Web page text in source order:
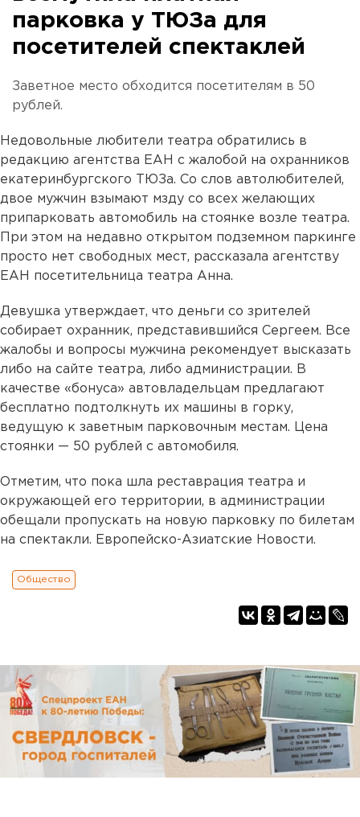
парковка у ТЮЗа для
посетителей спектаклей
Заветное место обходится посетителям в 50
рублей.
Недовольные любители театра обратились в
редакцию агентства ЕАН с жалобой на охранников
екатеринбургского ТЮЗа. Со слов автолюбителей,
двое мужчин взымают мзду со всех желающих
припарковать автомобиль на стоянке возле театра.
При этом на недавно открытом подземном паркинге
просто нет свободных мест, рассказала агентству
ЕАН посетительница театра Анна.
Девушка утверждает, что деньги со зрителей
собирает охранник, представившийся Сергеем. Все
жалобы и вопросы мужчина рекомендует высказать
либо на сайте театра, либо администрации. В
качестве «бонуса» автовладельцам предлагают
бесплатно подтолкнуть их машины в горку,
ведущую к заветным парковочным местам. Цена
стоянки — 50 рублей с автомобиля.
Отметим, что пока шла реставрация театра и
окружающей его территории, в администрации
обещали пропускать на новую парковку по билетам
на спектакли. Европейско-Азиатские Новости.
Общество